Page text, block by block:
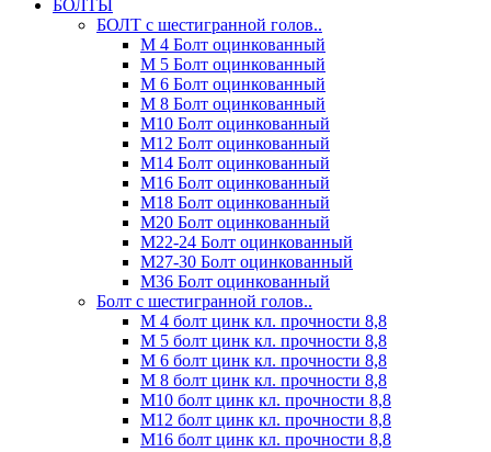
БОЛТЫ
БОЛТ с шестигранной голов..
М 4 Болт оцинкованный
М 5 Болт оцинкованный
М 6 Болт оцинкованный
М 8 Болт оцинкованный
М10 Болт оцинкованный
М12 Болт оцинкованный
М14 Болт оцинкованный
М16 Болт оцинкованный
М18 Болт оцинкованный
М20 Болт оцинкованный
М22-24 Болт оцинкованный
М27-30 Болт оцинкованный
М36 Болт оцинкованный
Болт с шестигранной голов..
М 4 болт цинк кл. прочности 8,8
М 5 болт цинк кл. прочности 8,8
М 6 болт цинк кл. прочности 8,8
М 8 болт цинк кл. прочности 8,8
М10 болт цинк кл. прочности 8,8
М12 болт цинк кл. прочности 8,8
М16 болт цинк кл. прочности 8,8